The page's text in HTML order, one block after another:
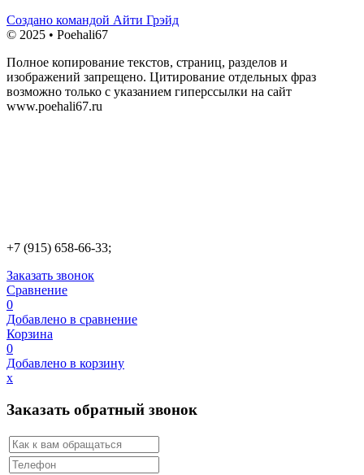
Создано командой Айти Грэйд
© 2025 • Poehali67
Полное копирование текстов, страниц, разделов и
изображений запрещено. Цитирование отдельных фраз
возможно только с указанием гиперссылки на сайт
www.poehali67.ru
+7 (915) 658-66-33;
Заказать звонок
Сравнение
0
Добавлено в сравнение
Корзина
0
Добавлено в корзину
х
Заказать обратный звонок